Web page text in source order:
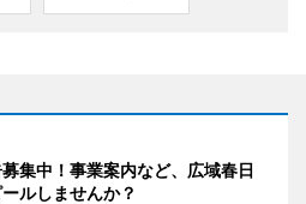
集中！事業案内など、広域春日
ルしませんか？